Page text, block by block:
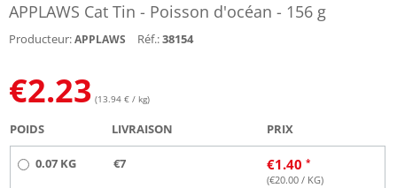
APPLAWS Cat Tin - Poisson d'océan - 156 g
Producteur:APPLAWS Réf.:38154
€2.23 (13.94 € / kg)
POIDS LIVRAISON PRIX
0.07 KG €7 €1.40
(€20.00 / KG)